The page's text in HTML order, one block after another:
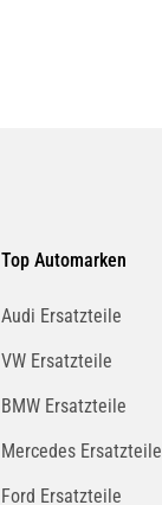
Top Automarken
Audi Ersatzteile
VW Ersatzteile
BMW Ersatzteile
Mercedes Ersatzteile
Ford Ersatzteile